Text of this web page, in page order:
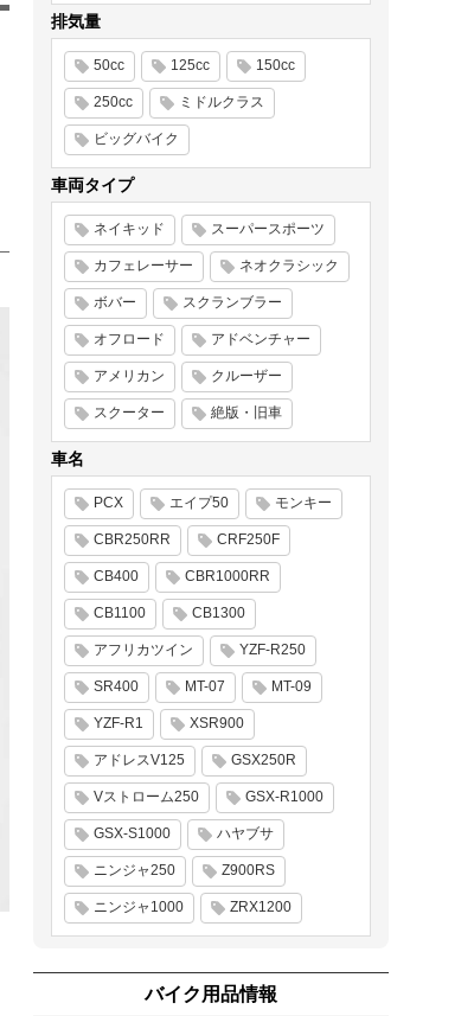
排気量
50cc 125cc 150cc
250cc ミドルクラス
ビッグバイク
車両タイプ
ネイキッド スーパースポーツ
カフェレーサー ネオクラシック
ボバー スクランブラー
オフロード アドベンチャー
アメリカン クルーザー
スクーター 絶版・旧車
車名
PCX エイプ50 モンキー
CBR250RR CRF250F
CB400 CBR1000RR
CB1100 CB1300
アフリカツイン YZF-R250
SR400 MT-07 MT-09
YZF-R1 XSR900
アドレスV125 GSX250R
Vストローム250 GSX-R1000
GSX-S1000 ハヤブサ
ニンジャ250 Z900RS
ニンジャ1000 ZRX1200
バイク用品情報